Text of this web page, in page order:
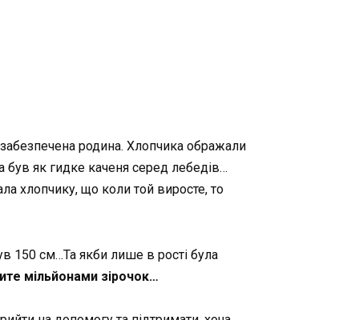
родина. Хлопчика ображали
як гидке каченя серед лебедів…
хлопчику, що коли той виросте, то
150 см…Та якби лише в рості була
мільйонами зірочок…